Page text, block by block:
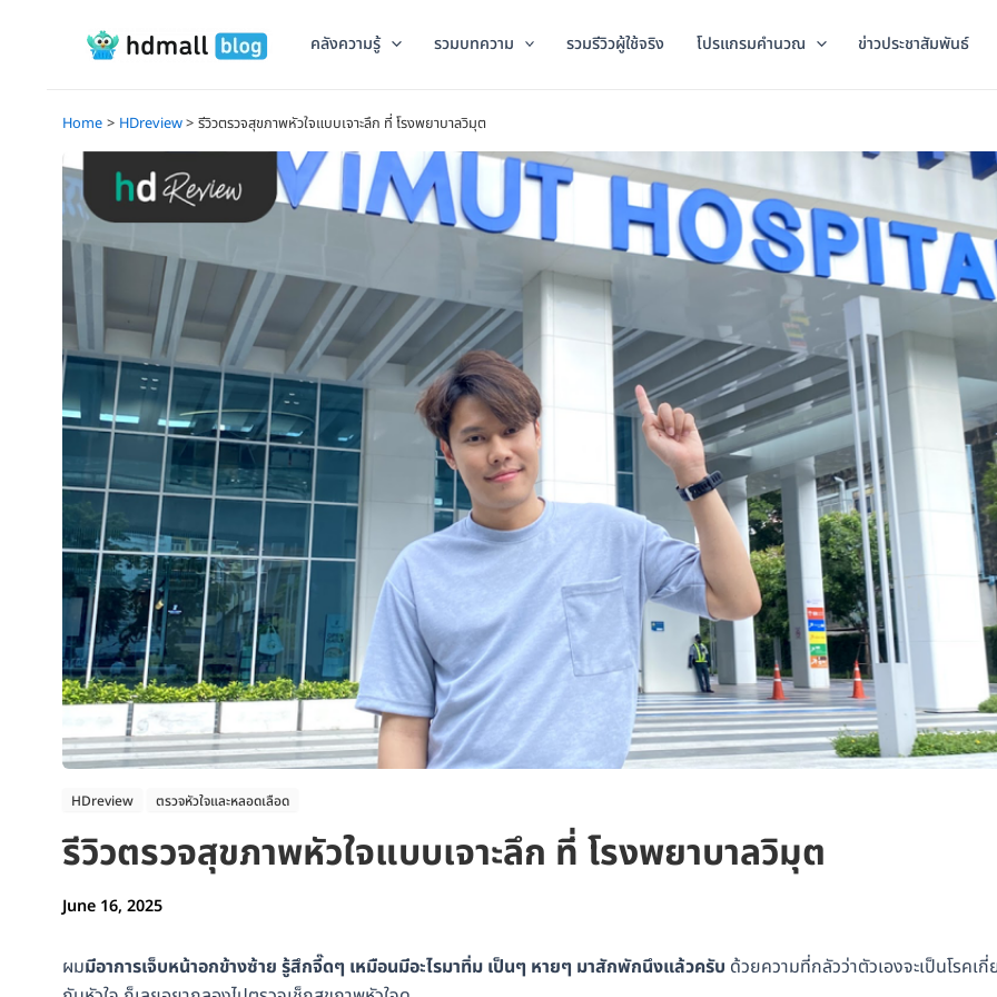
คลังความรู้ รวมบทความ รวมรีวิวผู้ใช้จริง โปรแกรมคำนวณ ข่าวประชาสัมพันธ์
Home HDreview รีวิวตรวจสุขภาพหัวใจแบบเจาะลึก ที่ โรงพยาบาลวิมุต
HDreview ตรวจหัวใจและหลอดเลือด
รีวิวตรวจสุขภาพหัวใจแบบเจาะลึก ที่ โรงพยาบาลวิมุต
June 16, 2025
ผมมีอาการเจ็บหน้าอกข้างซ้าย รู้สึกจี๊ดๆ เหมือนมีอะไรมาทิ่ม เป็นๆ หายๆ มาสักพักนึงแล้วครับ ด้วยความที่กลัวว่าตัวเองจะเป็นโรคเกี่